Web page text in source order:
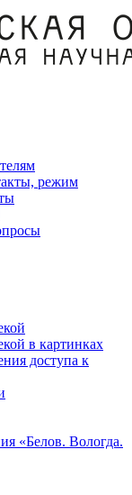
режим
в картинках
доступа к
«Белов. Вологда.